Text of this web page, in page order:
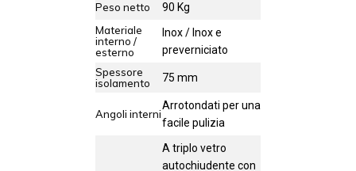
Peso netto
90 Kg
Materiale
interno /
esterno
Inox / Inox e
preverniciato
Spessore
isolamento
75 mm
Angoli interni
Arrotondati per una
facile pulizia
A triplo vetro
autochiudente con